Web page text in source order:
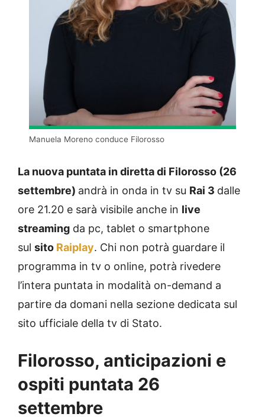
Manuela Moreno conduce Filorosso
La nuova puntata in diretta di Filorosso (26
settembre) andrà in onda in tv su Rai 3 dalle
ore 21.20 e sarà visibile anche in live
streaming da pc, tablet o smartphone
sul sito Raiplay. Chi non potrà guardare il
programma in tv o online, potrà rivedere
l’intera puntata in modalità on-demand a
partire da domani nella sezione dedicata sul
sito ufficiale della tv di Stato.
Filorosso, anticipazioni e
ospiti puntata 26
settembre